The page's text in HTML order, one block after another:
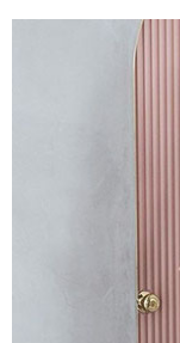
消。如遇「轉專審核
法說明評估內容。
【繳款方式說明】
1.分期款項不併入電信
2.透過簡訊連結打開帳
帳／街口支付／iPASS
1.本服務係由「台灣大
用戶於交易時，得透
買賣價金債權讓與本公
2.基於同意付款使用「
資料（包含姓名、電
由本公司與您本人進行
１．簡單：不需註冊會
２．便利：只要手機號
３．安心：先確認商品
【「AFTEE先享後付
１．於結帳方式選擇
結帳頁面，進行簡訊認
２．訂單成立數日內，
３．收到繳費通知簡
ATM／網路銀行／等
※ 請注意：結帳手續完
購買商品的店家。未
※ 交易是否成功請以「
是否繳費成功／繳費
每筆NT$60，滿
每筆NT$60，滿
每筆NT$60，滿
每筆NT$60，滿